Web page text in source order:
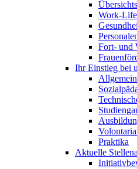
Work-
Fort- und
Ihr Einstieg bei
Praktika
Aktuelle